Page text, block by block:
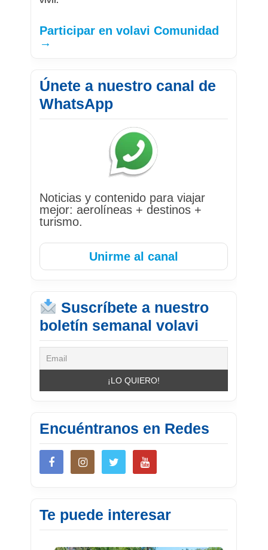
Participar en volavi Comunidad
→
Únete a nuestro canal de
WhatsApp
Noticias y contenido para viajar
mejor: aerolíneas + destinos +
turismo.
Unirme al canal
Suscríbete a nuestro
boletín semanal volavi
Encuéntranos en Redes
Te puede interesar